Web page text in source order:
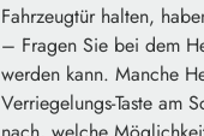
Fahrzeugtür halten,
– Fragen Sie bei dem
werden kann. Manche
Verriegelungs-Taste am